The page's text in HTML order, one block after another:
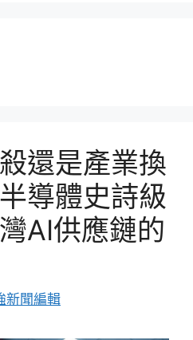
還是產業換
導體史詩級
AI供應鏈的
新聞編輯